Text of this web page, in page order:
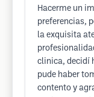
Hacerme un
preferencias,
la exquisita
clinica, decidí
pude haber
contento y